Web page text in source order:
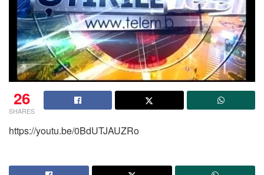
26
SHARES
https://youtu.be/0BdUTJAUZRo